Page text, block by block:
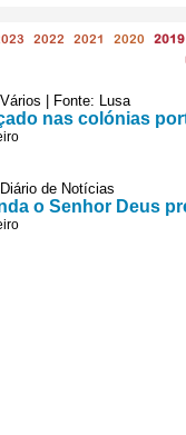
2022 2021 2020 2019
| Fonte: Lusa
nas colónias
de Notícias
o Senhor Deus